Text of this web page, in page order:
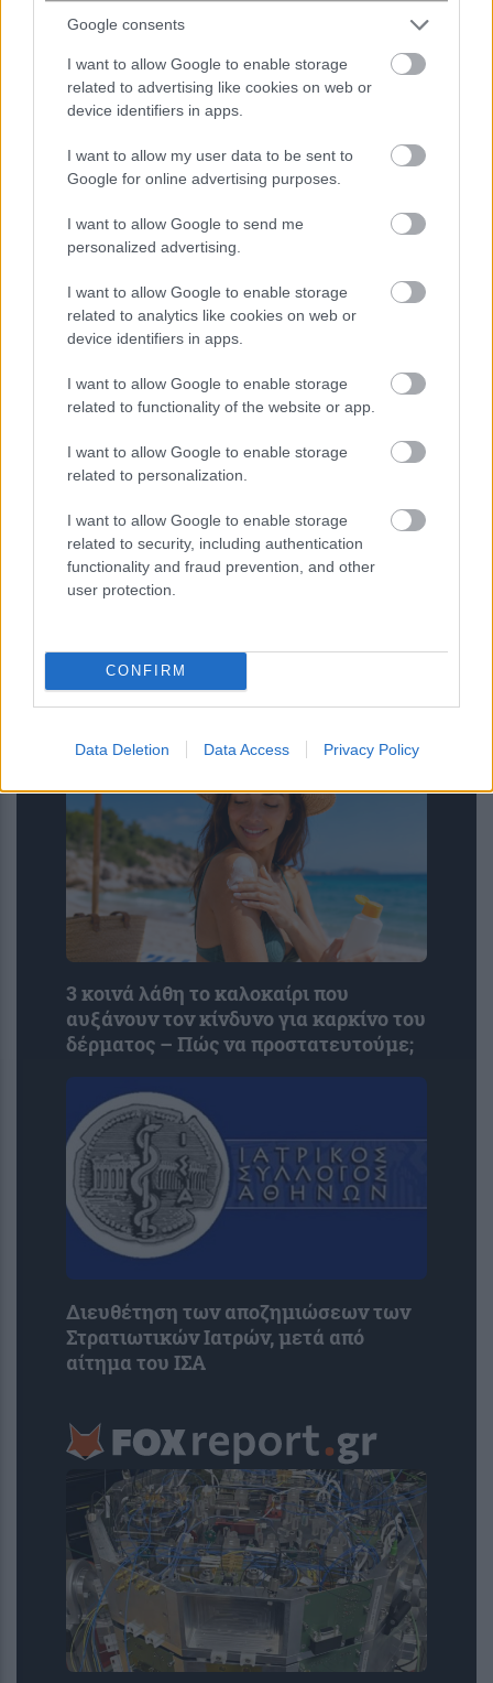
Google consents
I want to allow Google to enable storage
related to advertising like cookies on web or
device identifiers in apps.
I want to allow my user data to be sent to
Google for online advertising purposes.
I want to allow Google to send me
personalized advertising.
I want to allow Google to enable storage
related to analytics like cookies on web or
device identifiers in apps.
I want to allow Google to enable storage
related to functionality of the website or app.
I want to allow Google to enable storage
related to personalization.
I want to allow Google to enable storage
related to security, including authentication
functionality and fraud prevention, and other
user protection.
CONFIRM
Data Deletion Data Access Privacy Policy
Τουρισμός: Έπεσαν οι υπογραφές για
το Ειδικό Χωροταξικό Πλαίσιο – Νέοι
κανόνες για δόμηση και επενδύσεις
ΣΥΡΙΖΑ: Η ενεργειακή ρήτρα δεν
σημαίνει χαμηλότερους
ενεργειακής ακρίβειας
3 κοινά λάθη το καλοκαίρι που
αυξάνουν τον κίνδυνο για καρκίνο του
δέρματος – Πώς να προστατευτούμε;
Διευθέτηση των αποζημιώσεων των
Στρατιωτικών Ιατρών, μετά από
αίτημα του ΙΣΑ